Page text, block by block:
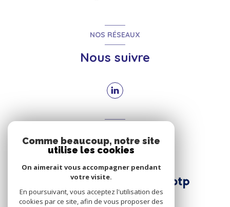
NOS RÉSEAUX
Nous suivre
Nous adhérons
Comme beaucoup, notre site
utilise les cookies
On aimerait vous accompagner pendant
votre visite.
En poursuivant, vous acceptez l'utilisation des
cookies par ce site, afin de vous proposer des